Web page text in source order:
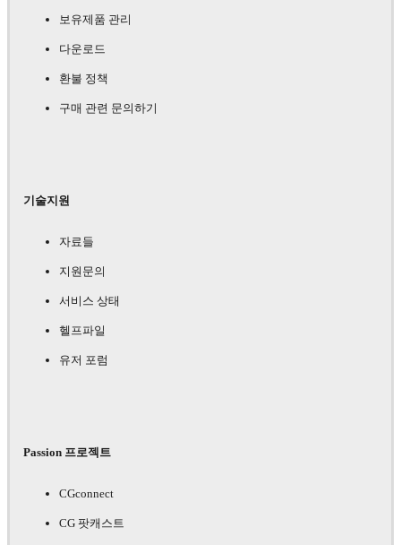
보유제품 관리
다운로드
환불 정책
구매 관련 문의하기
기술지원
자료들
지원문의
서비스 상태
헬프파일
유저 포럼
Passion 프로젝트
CGconnect
CG 팟캐스트